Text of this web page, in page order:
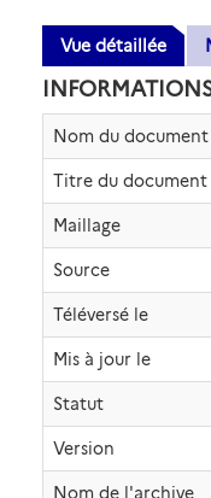
Vue détaillée
Nom du document
Titre du document
Maillage
Source
Téléversé le
Mis à jour le
Statut
Version
Nom de l'archive